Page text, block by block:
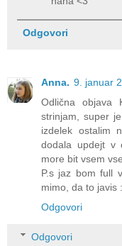
Odgovori
Anna. 9. januar
Odlična objava
strinjam, super
izdelek ostalim
dodala updejt v
more bit vsem
P.s jaz bom full
mimo, da to javis
Odgovori
Odgovori